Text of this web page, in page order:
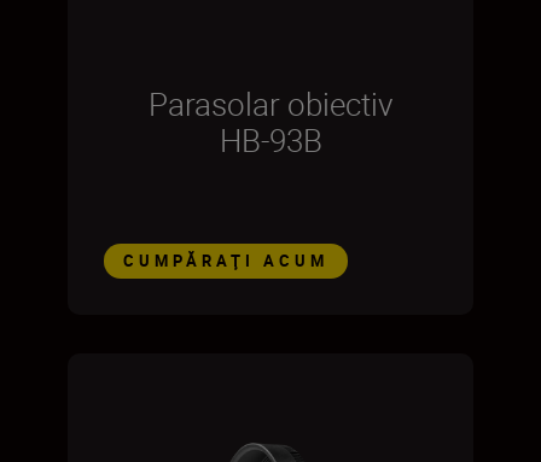
Parasolar obiectiv
HB-93B
CUMPĂRAŢI ACUM